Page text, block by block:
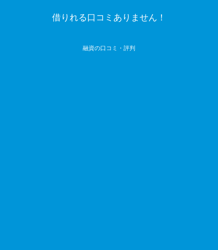
借りれる口コミありません！
融資の口コミ・評判